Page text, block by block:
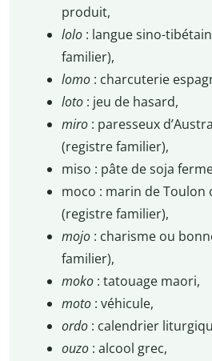
produit,
lolo : langue sino-
familier),
lomo : charcuterie
loto : jeu de hasard,
miro : paresseux
(registre familier),
miso : pâte de soja
moco : marin de Toulon
(registre familier),
mojo : charisme ou
familier),
moko : tatouage maori,
moto: véhicule,
ordo: calendrier
ouzo : alcool grec,